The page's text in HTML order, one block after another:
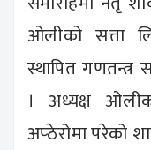
ओलीको सत्ता
स्थापित गणतन्त्र
। अध्यक्ष
अप्ठेरोमा परेको